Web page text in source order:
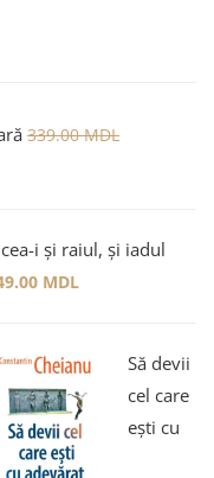
339.00MDL
i și raiul, și iadul
MDL
Să devii
cel care
ești cu